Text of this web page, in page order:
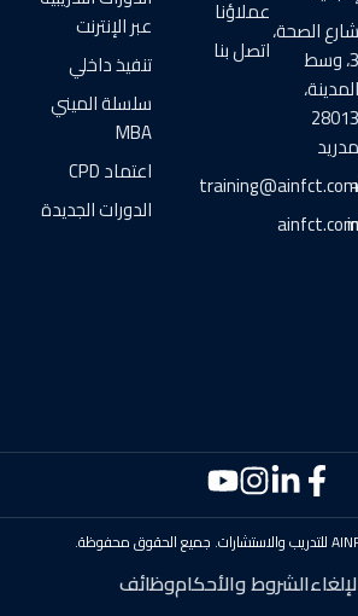
شارع الصحة،
3، وسط
المدينة،
28013
مدريد
training@ainfct.com
ainfct.com
عملاؤنا
اتصل بنا
عبر الإنترنت
تنفيذ داخلي
سلسلة الميني
MBA
اعتماد CPD
الدورات الجديدة
الشروط والأحكاموظائف